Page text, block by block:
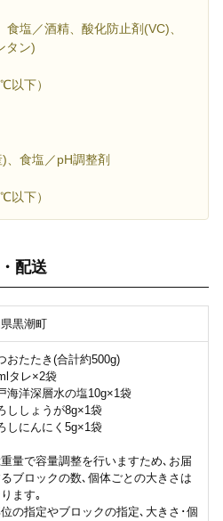
塩／酒精、酸化防止剤(VC)、
タン)
以下）
、食塩／pH調整剤
以下）
配送
黒潮町
おたたき(合計約500g)
タレ×2袋
海洋深層水の塩10g×1袋
ししょうが8g×1袋
しにんにく5g×1袋
量で容量調整を行いますため､お届
ブロックの数､個体ごとの大きさは
ます｡
の指定やブロックの指定､大きさ･個